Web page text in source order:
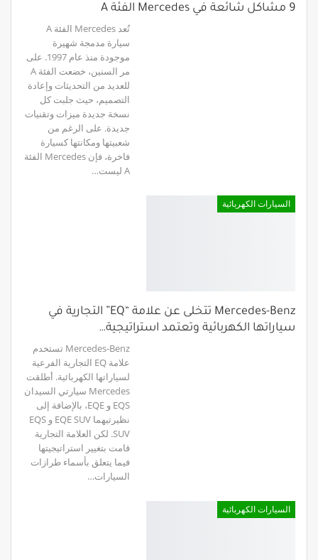
9 مشاكل شائعة في Mercedes الفئة A
تُعد Mercedes الفئة A
سيارة مدمجة شهيرة
موجودة منذ عام 1997. على
مر السنين، خضعت الفئة A
للعديد من التحديثات وإعادة
التصميم، حيث جلبت كل
نسخة جديدة ميزات وتقنيات
جديدة. على الرغم من
شعبيتها ومكانتها كسيارة
فاخرة، فإن Mercedes الفئة
A ليست…
السيارات الكهربائية
Mercedes-Benz تتخلى عن علامة “EQ” التجارية في
سياراتها الكهربائية وتعتمد استراتيجية…
Mercedes-Benz تستخدم
علامة EQ التجارية الفرعية
لسياراتها الكهربائية. أطلقت
Mercedes سيارتي السيدان
EQS و EQE، بالإضافة إلى
نظيرتيهما EQE SUV و EQS
SUV. لكن العلامة التجارية
قامت بتغيير استراتيجيتها
فيما يتعلق بأسماء طرازات
السيارات…
السيارات الكهربائية